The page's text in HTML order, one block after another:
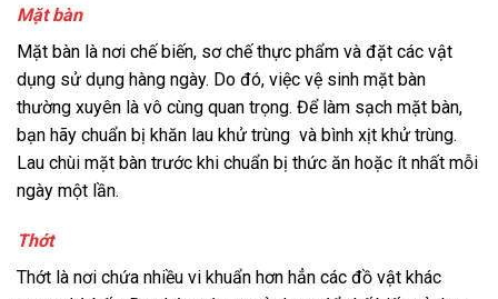
Mặt bàn
Mặt bàn là nơi chế biến, sơ chế thực phẩm và đặt các vật
dụng sử dụng hàng ngày. Do đó, việc vệ sinh mặt bàn
thường xuyên là vô cùng quan trọng. Để làm sạch mặt bàn,
bạn hãy chuẩn bị khăn lau khử trùng và bình xịt khử trùng.
Lau chùi mặt bàn trước khi chuẩn bị thức ăn hoặc ít nhất mỗi
ngày một lần.
Thớt
Thớt là nơi chứa nhiều vi khuẩn hơn hẳn các đồ vật khác